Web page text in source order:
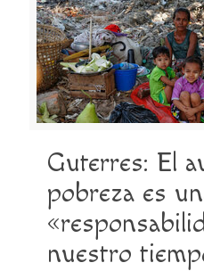
Guterres: El
pobreza es
nuestro